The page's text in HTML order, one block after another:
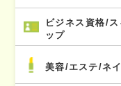
ビジネス資格/
ップ
美容/エステ/ネ